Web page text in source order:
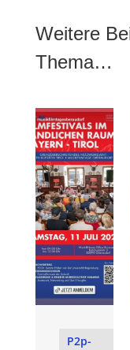
Weitere
Thema…
P2p-